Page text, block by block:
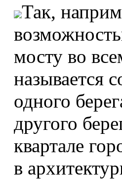
Так,
мосту во
называется
одного
другого
квартале
в